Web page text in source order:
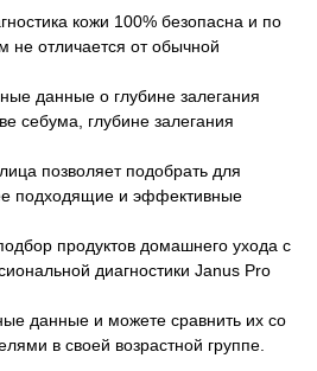
кожи 100% безопасна и по
не отличается от обычной
данные о глубине залегания
себума, глубине залегания
позволяет подобрать для
подходящие и эффективные
продуктов домашнего ухода с
диагностики Janus Pro
данные и можете сравнить их со
в своей возрастной группе.